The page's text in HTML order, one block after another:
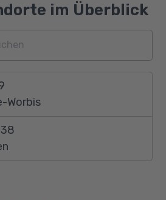
im Überblick
Worbis